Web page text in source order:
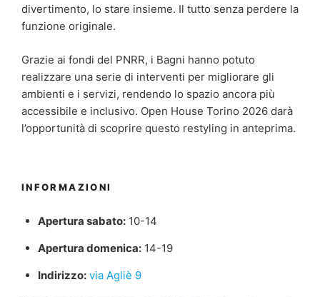
divertimento, lo stare insieme. Il tutto senza perdere la
funzione originale.
Grazie ai fondi del PNRR, i Bagni hanno potuto
realizzare una serie di interventi per migliorare gli
ambienti e i servizi, rendendo lo spazio ancora più
accessibile e inclusivo. Open House Torino 2026 darà
l’opportunità di scoprire questo restyling in anteprima.
INFORMAZIONI
Apertura sabato:10-14
Apertura domenica:14-19
Indirizzo: via Agliè 9